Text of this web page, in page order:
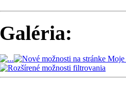
Galéria: